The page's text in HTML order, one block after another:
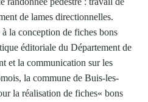
de lames directionnelles.
la conception de fiches bons
éditoriale du Département de
et la communication sur les
la commune de Buis-les-
la réalisation de fiches« bons